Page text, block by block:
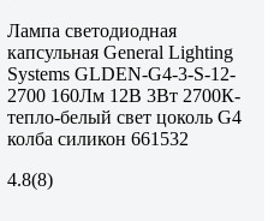
Лампа светодиодная
капсульная General Lighting
Systems GLDEN-G4-3-S-12-
2700 160Лм 12В 3Вт 2700К-
тепло-белый свет цоколь G4
колба силикон 661532
4.8(8)